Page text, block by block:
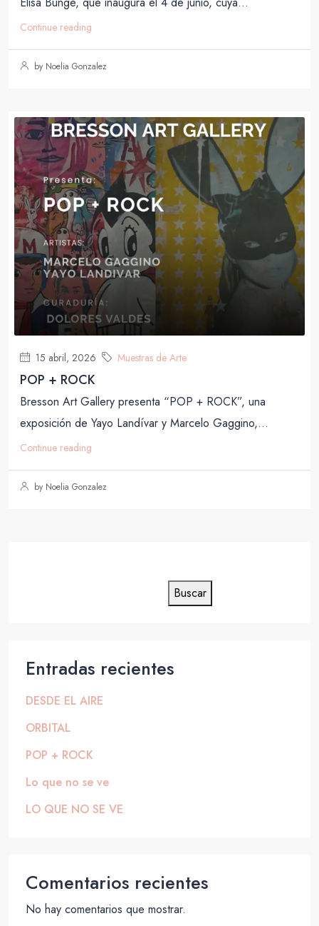
Continue reading
by Noelia Gonzalez
15 abril, 2026 Muestras de Arte
POP + ROCK
Bresson Art Gallery presenta “POP + ROCK”, una
exposición de Yayo Landívar y Marcelo Gaggino,...
Continue reading
by Noelia Gonzalez
Buscar
Entradas recientes
DESDE EL AIRE
ORBITAL
POP + ROCK
Lo que no se ve
LO QUE NO SE VE
Comentarios recientes
No hay comentarios que mostrar.